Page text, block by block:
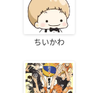
ちいかわ